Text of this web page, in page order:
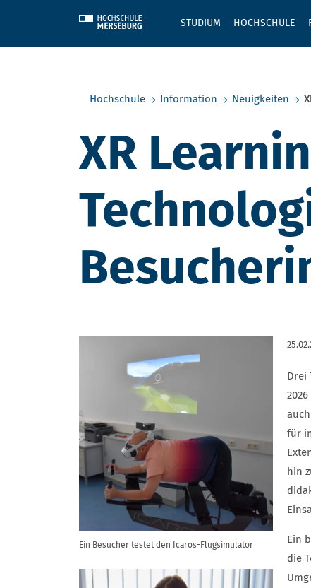
STUDIUM HOCHSCHULE
Hochschule
Information Neuigkeiten
XR
Ein Besucher testet den Icaros-Flugsimulator
Drei
für
hin
Ein
die